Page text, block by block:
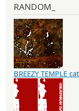
RANDOM_
BREEZY TEMPLE